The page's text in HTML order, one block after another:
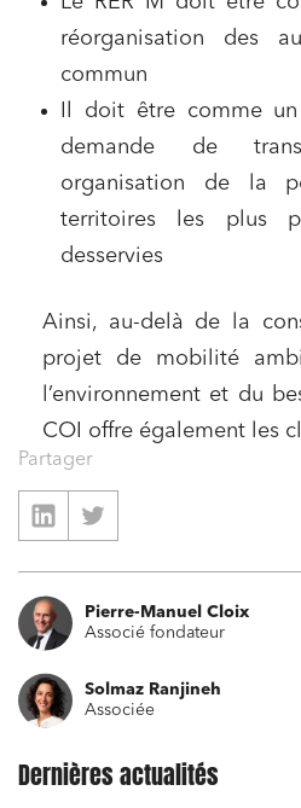
réorganisation des
commun
Il doit être comme
demande de
organisation de la
territoires les plus
desservies
Ainsi, au-delà de la
projet de mobilité
l’environnement et du
COI offre également les
Partager
Pierre-Manuel Cloix
Associé fondateur
Solmaz Ranjineh
Associée
Dernières actualités